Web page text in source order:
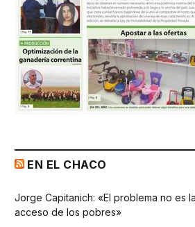
EN EL CHACO
Jorge Capitanich: «El problema no es
acceso de los pobres»